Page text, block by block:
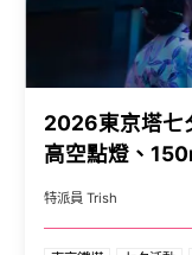
2026東京塔七
高空點燈、
特派員 Trish